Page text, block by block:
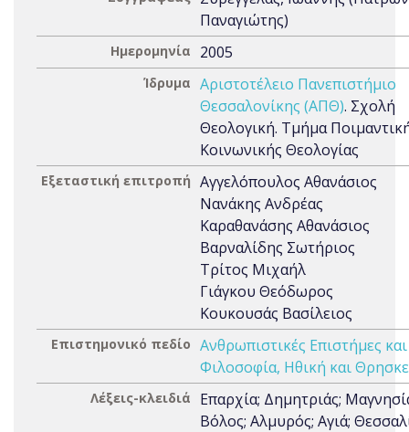
Παναγιώτης)
Ημερομηνία 2005
Ίδρυμα Αριστοτέλειο Πανεπιστήμιο
Θεσσαλονίκης (ΑΠΘ). Σχολή
Θεολογική. Τμήμα
Κοινωνικής Θεολογίας
Εξεταστική επιτροπή Αγγελόπουλος Αθανάσιος
Νανάκης Ανδρέας
Καραθανάσης Αθανάσιος
Βαρναλίδης Σωτήριος
Τρίτος Μιχαήλ
Γιάγκου Θεόδωρος
Κουκουσάς Βασίλειος
Επιστημονικό πεδίο Ανθρωπιστικές Επιστήμες
Φιλοσοφία, Ηθική και
Λέξεις-κλειδιά
Επαρχία; Δημητριάς;
Βόλος; Αλμυρός; Αγιά;